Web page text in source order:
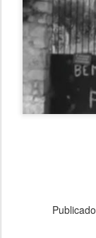
Publicado